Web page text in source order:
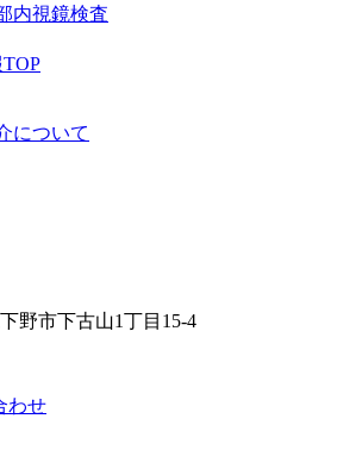
内視鏡検査
について
野市下古山1丁目15-4
わせ